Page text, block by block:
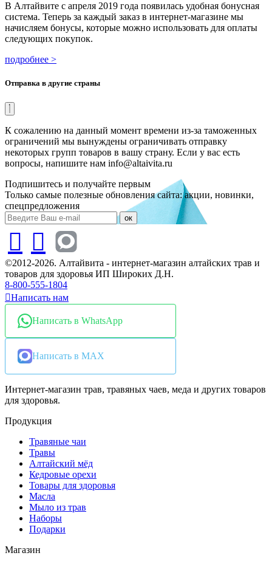
В Алтайвите с апреля 2019 года появилась удобная бонусная
система. Теперь за каждый заказ в интернет-магазине мы
начисляем бонусы, которые можно использовать для оплаты
следующих покупок.
подробнее >
Отправка в другие страны
К сожалению на данный момент времени из-за таможенных
ограничений мы вынуждены ограничивать отправку
некоторых групп товаров в вашу страну. Если у вас есть
вопросы, напишите нам info@altaivita.ru
Подпишитесь и получайте первым
Только самые полезные обновления сайта: акции, новинки,
спецпредложения
ок
©2012-2026. Алтайвита - интернет-магазин алтайских трав и
товаров для здоровья ИП Широких Д.Н.
8-800-555-1804
Написать нам
Написать в WhatsApp
Написать в MAX
Интернет-магазин трав, травяных чаев, меда и других товаров
для здоровья.
Продукция
Травяные чаи
Травы
Алтайский мёд
Кедровые орехи
Товары для здоровья
Масла
Мыло из трав
Наборы
Подарки
Магазин